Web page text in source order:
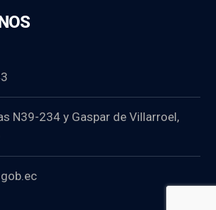
N39-234 y Gaspar de Villarroel,